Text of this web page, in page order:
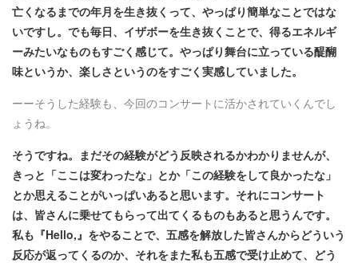
亡くなるまでの年月を生き抜くって、やっぱり簡単なことではな
いですし。でも毎日、イザボーを生き抜くことで、得るエネルギ
ーみたいなものもすごく感じて。やっぱり舞台に立っている醍醐
味というか、楽しさというのをすごく実感していました。
ーーそうした経験も、今回のコンサートに活かされていくんでし
ょうね。
そうですね。まだその経験がどう反映されるかわかりませんが、
きっと「ここは変わったな」とか「この経験をして良かったな」
とか思えることがいっぱいあると思います。それにコンサート
は、皆さんに乗せてもらって出てくるものもあると思うんです。
私も『Hello,』をやることで、五感を解放した皆さんからどういう
反応が返ってくるのか、それをまた私も五感で受け止めて、どう